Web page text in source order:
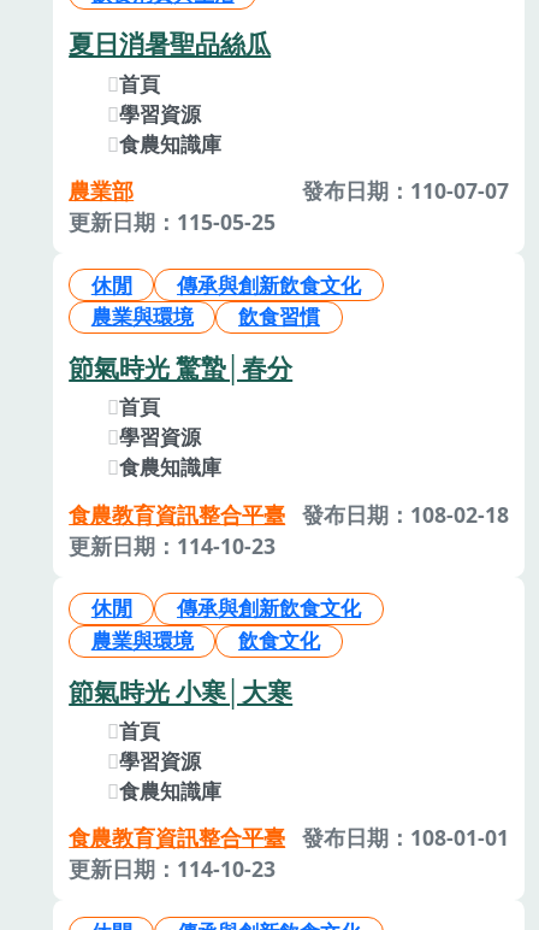
夏日消暑聖品絲瓜
首頁
學習資源
食農知識庫
農業部
發布日期：110-07-07
更新日期：115-05-25
休閒
傳承與創新飲食文化
農業與環境
飲食習慣
節氣時光 驚蟄│春分
首頁
學習資源
食農知識庫
食農教育資訊整合平臺 發布日期：108-02-18
更新日期：114-10-23
休閒
傳承與創新飲食文化
農業與環境
飲食文化
節氣時光 小寒│大寒
首頁
學習資源
食農知識庫
食農教育資訊整合平臺 發布日期：108-01-01
更新日期：114-10-23